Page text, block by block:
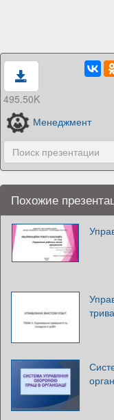
495.50K
Менеджмент
Похожие